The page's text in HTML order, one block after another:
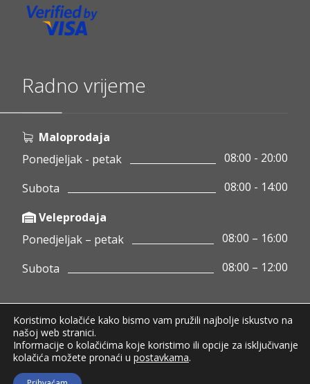
Radno vrijeme
Maloprodaja
Ponedjeljak - petak
08:00 - 20:00
Subota
08:00 - 14:00
Veleprodaja
Ponedjeljak – petak
08:00 – 16:00
Subota
08:00 – 12:00
Copyright © 2020 Pamigo d.o.o.
Pravila privatnosti
Uvjeti poslovanja
Koristimo kolačiće kako bismo vam pružili najbolje iskustvo na
našoj web stranici.
Informacije o kolačićima koje koristimo ili opcije za isključivanje
kolačića možete pronaći u postavkama.